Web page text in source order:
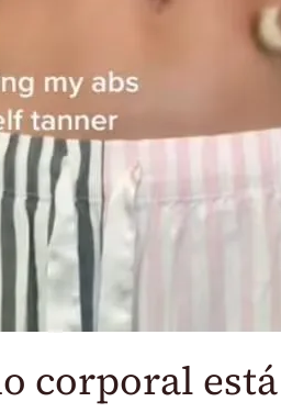
corporal